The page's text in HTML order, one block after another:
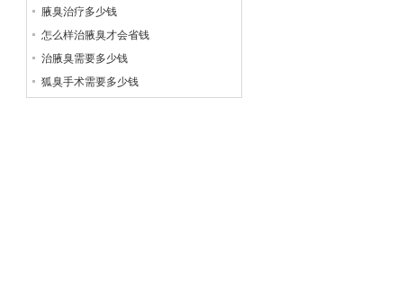
腋臭治疗多少钱
怎么样治腋臭才会省钱
治腋臭需要多少钱
狐臭手术需要多少钱